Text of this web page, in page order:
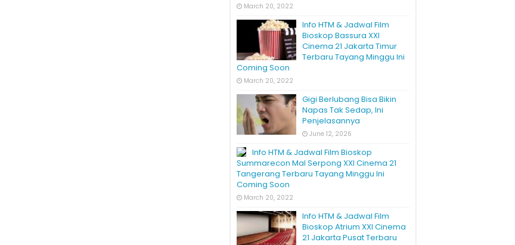
March 20, 2022
Info HTM & Jadwal Film
Bioskop Bassura XXI
Cinema 21 Jakarta Timur
Terbaru Tayang Minggu Ini
Coming Soon
March 20, 2022
Gigi Berlubang Bisa Bikin
Napas Tak Sedap, Ini
Penjelasannya
June 12, 2026
Info HTM & Jadwal Film Bioskop
Summarecon Mal Serpong XXI Cinema 21
Tangerang Terbaru Tayang Minggu Ini
Coming Soon
March 20, 2022
Info HTM & Jadwal Film
Bioskop Atrium XXI Cinema
21 Jakarta Pusat Terbaru